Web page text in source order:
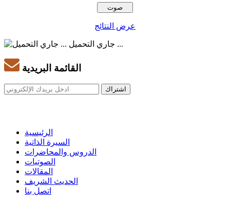
عرض النتائج
جاري التحميل ...
القائمة البريدية
الرئيسية
السيرة الذاتية
الدروس والمحاضرات
الصوتيات
المقالات
الحديث الشريف
اتصل بنا